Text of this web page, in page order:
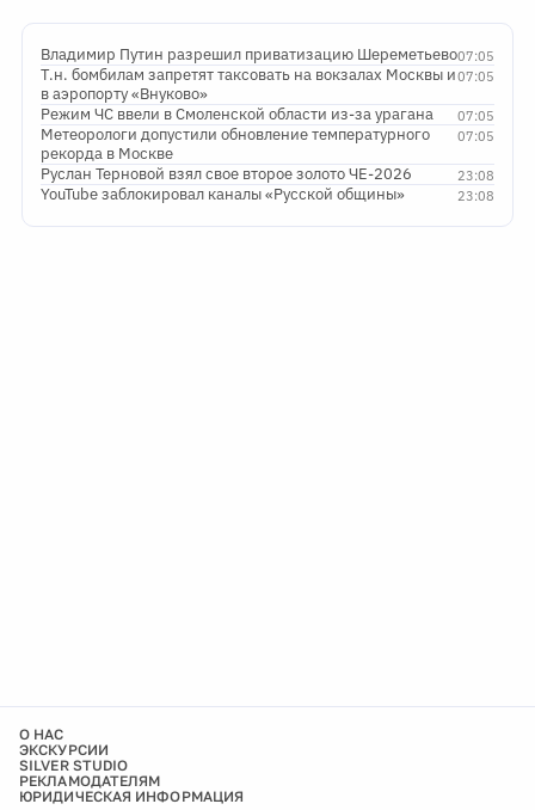
07:05
Владимир Путин разрешил приватизацию Шереметьево
07:05
Т.н. бомбилам запретят таксовать на вокзалах Москвы и
в аэропорту «Внуково»
07:05
Режим ЧС ввели в Смоленской области из-за урагана
07:05
Метеорологи допустили обновление температурного
рекорда в Москве
23:08
Руслан Терновой взял свое второе золото ЧЕ-2026
23:08
YouTube заблокировал каналы «Русской общины»
О НАС
ЭКСКУРСИИ
SILVER STUDIO
РЕКЛАМОДАТЕЛЯМ
ЮРИДИЧЕСКАЯ ИНФОРМАЦИЯ